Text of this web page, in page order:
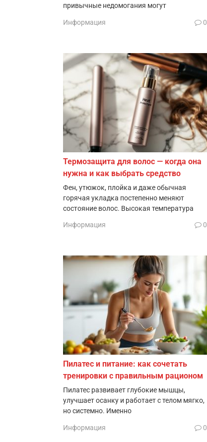
привычные недомогания могут
Информация 0
Термозащита для волос — когда она
нужна и как выбрать средство
Фен, утюжок, плойка и даже обычная
горячая укладка постепенно меняют
состояние волос. Высокая температура
Информация 0
Пилатес и питание: как сочетать
тренировки с правильным рационом
Пилатес развивает глубокие мышцы,
улучшает осанку и работает с телом мягко,
но системно. Именно
Информация 0